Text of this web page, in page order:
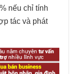
nếu chỉ tính
tác và phát